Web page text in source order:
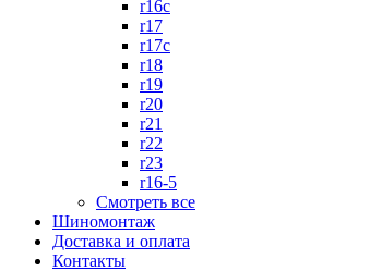
r16c
r17
r17c
r18
r19
r20
r21
r22
r23
r16-5
Смотреть все
Шиномонтаж
Доставка и оплата
Контакты